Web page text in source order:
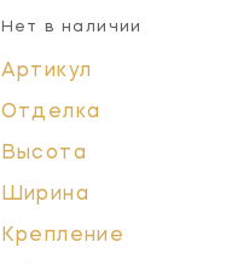
Нет в наличии
Артикул
Отделка
Высота
Ширина
Крепление